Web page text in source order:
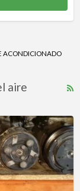
ACONDICIONADO
aire